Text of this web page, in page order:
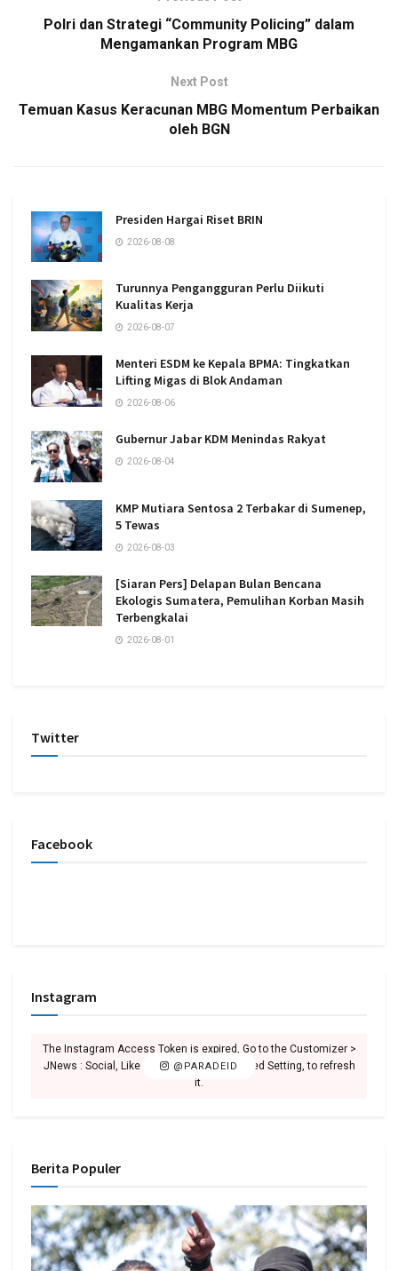
Polri dan Strategi “Community Policing” dalam
Mengamankan Program MBG
Next Post
Temuan Kasus Keracunan MBG Momentum Perbaikan
oleh BGN
Presiden Hargai Riset BRIN
2026-08-08
Turunnya Pengangguran Perlu Diikuti
Kualitas Kerja
2026-08-07
Menteri ESDM ke Kepala BPMA: Tingkatkan
Lifting Migas di Blok Andaman
2026-08-06
Gubernur Jabar KDM Menindas Rakyat
2026-08-04
KMP Mutiara Sentosa 2 Terbakar di Sumenep,
5 Tewas
2026-08-03
[Siaran Pers] Delapan Bulan Bencana
Ekologis Sumatera, Pemulihan Korban Masih
Terbengkalai
2026-08-01
Twitter
Facebook
Instagram
@PARADEID
The Instagram Access Token is expired, Go to the Customizer >
JNews : Social, Like & View > Instagram Feed Setting, to refresh
it.
Berita Populer